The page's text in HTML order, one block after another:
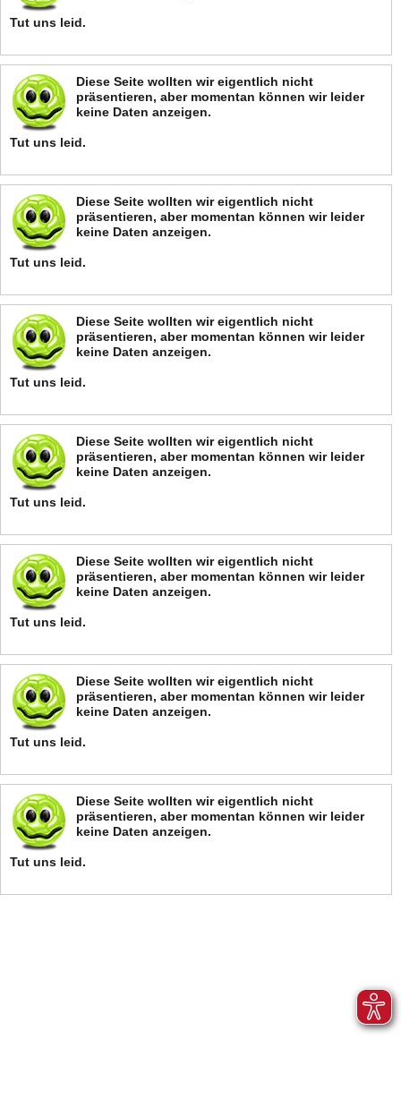
Tut uns leid.
Diese Seite wollten wir eigentlich nicht
präsentieren, aber momentan können wir leider
keine Daten anzeigen.
Tut uns leid.
Diese Seite wollten wir eigentlich nicht
präsentieren, aber momentan können wir leider
keine Daten anzeigen.
Tut uns leid.
Diese Seite wollten wir eigentlich nicht
präsentieren, aber momentan können wir leider
keine Daten anzeigen.
Tut uns leid.
Diese Seite wollten wir eigentlich nicht
präsentieren, aber momentan können wir leider
keine Daten anzeigen.
Tut uns leid.
Diese Seite wollten wir eigentlich nicht
präsentieren, aber momentan können wir leider
keine Daten anzeigen.
Tut uns leid.
Diese Seite wollten wir eigentlich nicht
präsentieren, aber momentan können wir leider
keine Daten anzeigen.
Tut uns leid.
Diese Seite wollten wir eigentlich nicht
präsentieren, aber momentan können wir leider
keine Daten anzeigen.
Tut uns leid.